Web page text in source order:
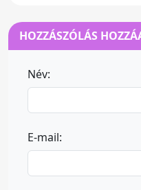
HOZZÁSZÓLÁS
Név:
E-mail: